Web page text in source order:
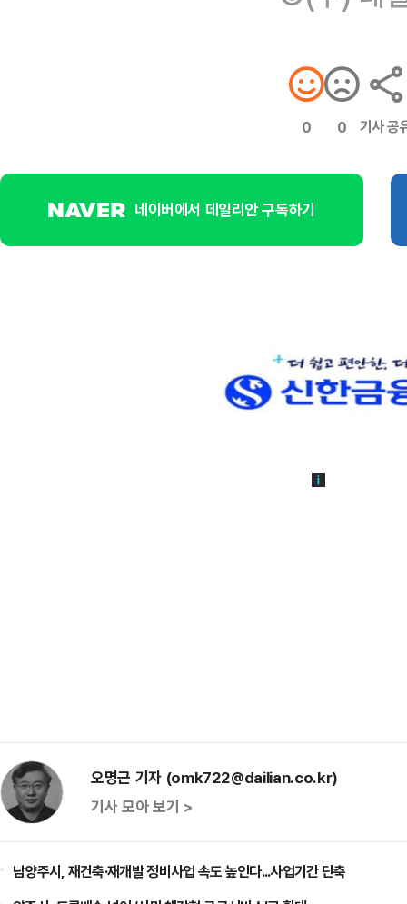
0 0 기사 공
네이버에서 데일리안 구독하기
오명근 기자 (omk722@dailian.co.kr)
기사 모아 보기 >
남양주시, 재건축·재개발 정비사업 속도 높인다...사업기간 단축